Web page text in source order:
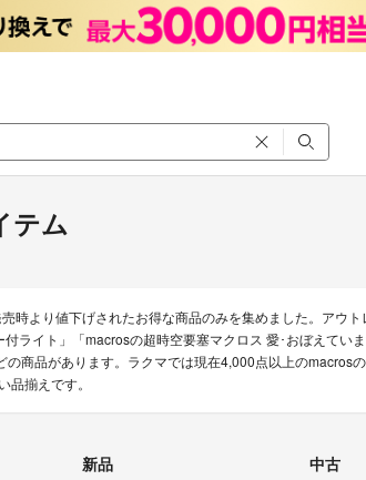
テム
時より値下げされたお得な商品のみを集めました。アウト
付ライト」「macrosの超時空要塞マクロス 愛･おぼえて
商品があります。ラクマでは現在4,000点以上のmacros
揃えです。
新品 中古